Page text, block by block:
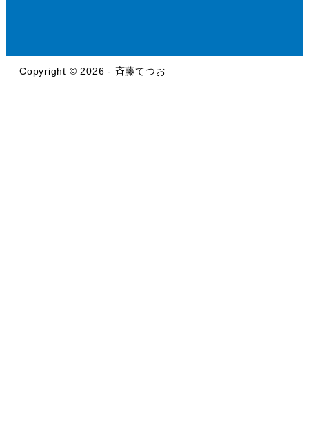
Copyright © 2026 - 斉藤てつお